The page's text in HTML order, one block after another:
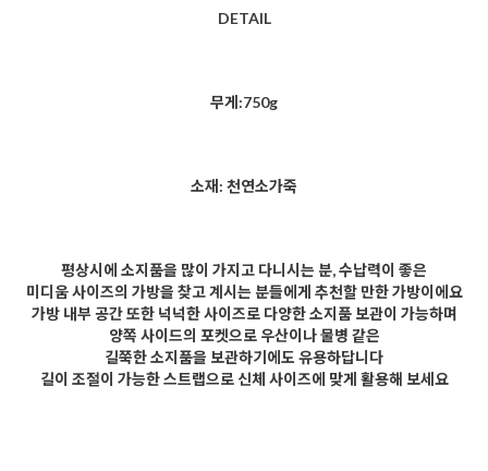
DETAIL
무게:750g
소재: 천연소가죽
평상시에 소지품을 많이 가지고 다니시는 분, 수납력이 좋은
미디움 사이즈의 가방을 찾고 계시는 분들에게 추천할 만한 가방이에요
가방 내부 공간 또한 넉넉한 사이즈로 다양한 소지품 보관이 가능하며
양쪽 사이드의 포켓으로 우산이나 물병 같은
길쭉한 소지품을 보관하기에도 유용하답니다
길이 조절이 가능한 스트랩으로 신체 사이즈에 맞게 활용해 보세요